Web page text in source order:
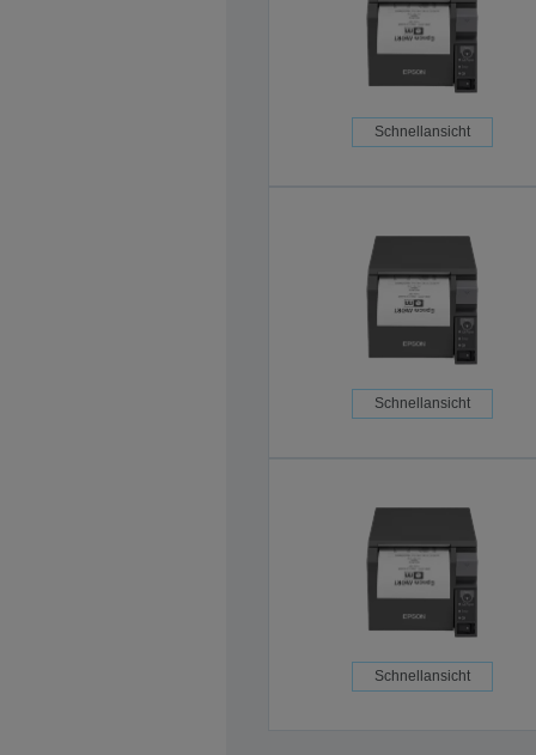
Schnellansicht
Schnellansicht
Schnellansicht